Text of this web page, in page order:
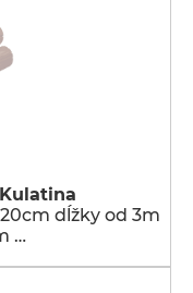
dĺžky od 3m
…